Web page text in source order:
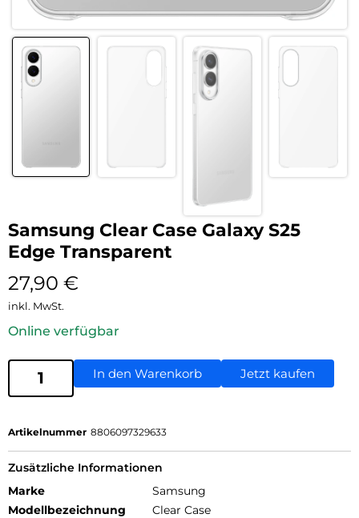
Samsung Clear Case Galaxy S25
Edge Transparent
27,90 €
inkl. MwSt.
Online verfügbar
In den Warenkorb Jetzt kaufen
Artikelnummer 8806097329633
Zusätzliche Informationen
Marke
Samsung
Modellbezeichnung
Clear Case